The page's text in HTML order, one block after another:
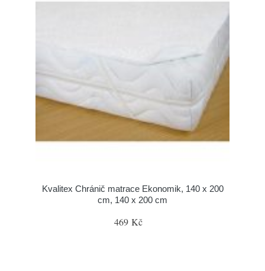
Kvalitex Chránič matrace Ekonomik, 140 x 200
cm, 140 x 200 cm
469 Kč